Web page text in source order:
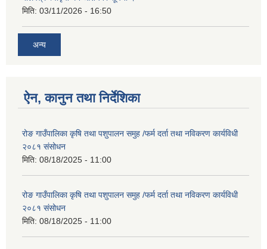
मिति: 03/11/2026 - 16:50
अन्य
ऐन, कानुन तथा निर्देशिका
रोङ गाउँपालिका कृषि तथा पशुपालन समुह /फर्म दर्ता तथा नविकरण कार्यविधी
२०८१ संसोधन
मिति: 08/18/2025 - 11:00
रोङ गाउँपालिका कृषि तथा पशुपालन समुह /फर्म दर्ता तथा नविकरण कार्यविधी
२०८१ संसोधन
मिति: 08/18/2025 - 11:00